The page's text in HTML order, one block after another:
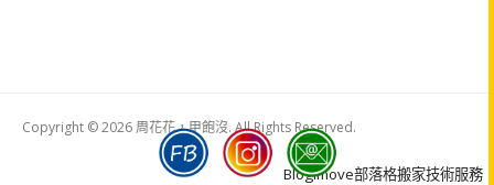
Copyright © 2026 周花花，甲飽沒. All Rights Reserved.
Blogimove部落格搬家技術服務